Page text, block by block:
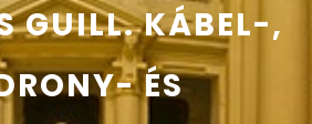
GUILL. KÁBEL-,
ÉS